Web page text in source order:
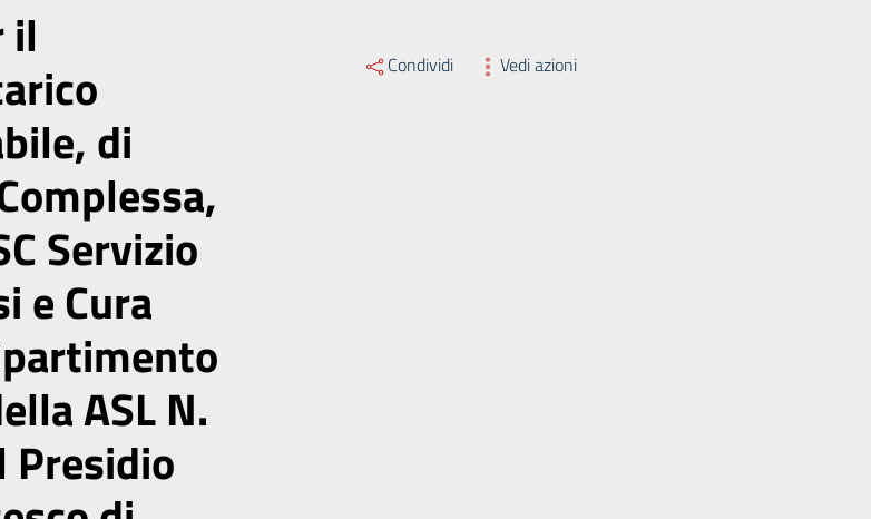
il
di
Servizio
e Cura
ASL N.
Presidio
Condividi Vedi azioni